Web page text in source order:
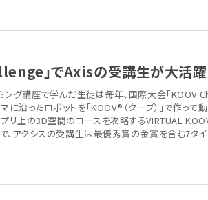
」でAxisの受講生が大活躍
グ講座で学んだ生徒は毎年、国際大会「KOOV
沿ったロボットを「KOOV®（クーブ）」で作って
リ上の3D空間のコースを攻略するVIRTUAL
アクシスの受講生は最優秀賞の金賞を含む7タイ